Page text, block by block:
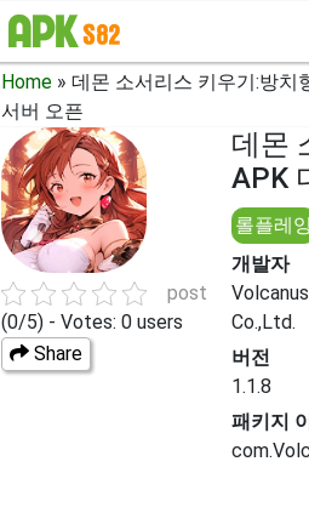
Home » 데몬 소서리스 키우기:방치
서버 오픈
post
(0/5) - Votes: 0 users
Share
데몬
APK
롤플레잉
개발자
Co.,Ltd.
버전
1.1.8
패키지